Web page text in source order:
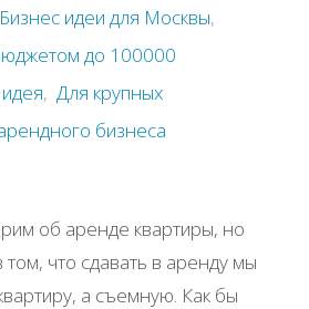
Бизнес идеи для Москвы,
до 100000
, Для крупных
бизнеса
об аренде квартиры, но
том, что сдавать в аренду мы
а съемную. Как бы